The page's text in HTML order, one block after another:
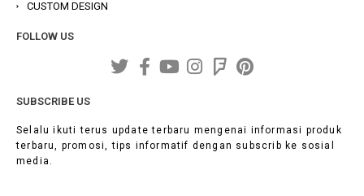
CUSTOM DESIGN
FOLLOW US
SUBSCRIBE US
Selalu ikuti terus update terbaru mengenai informasi produk
terbaru, promosi, tips informatif dengan subscrib ke sosial
media.